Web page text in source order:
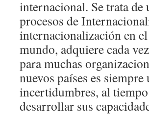
internacional. Se trata de
procesos de
internacionalización en
mundo, adquiere cada
para muchas
nuevos países es
incertidumbres, al
desarrollar sus